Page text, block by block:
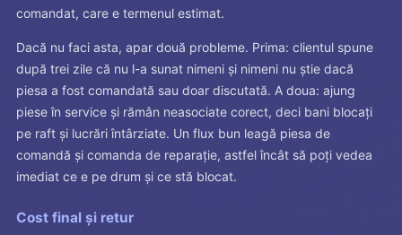
comandat, care e termenul estimat.
Dacă nu faci asta, apar două probleme. Prima: clientul spune
după trei zile că nu l-a sunat nimeni și nimeni nu știe dacă
piesa a fost comandată sau doar discutată. A doua: ajung
piese în service și rămân neasociate corect, deci bani blocați
pe raft și lucrări întârziate. Un flux bun leagă piesa de
comandă și comanda de reparație, astfel încât să poți vedea
imediat ce e pe drum și ce stă blocat.
Cost final și retur